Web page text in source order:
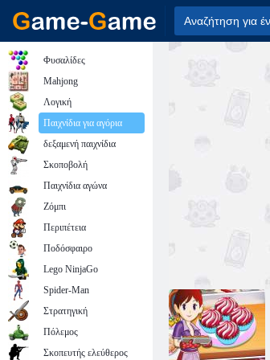
Φυσαλίδες
Mahjong
Λογική
Παιχνίδια για αγόρια
δεξαμενή παιχνίδια
Σκοποβολή
Παιχνίδια αγώνα
Ζόμπι
Περιπέτεια
Ποδόσφαιρο
Lego NinjaGo
Spider-Man
Στρατηγική
Πόλεμος
Σκοπευτής ελεύθερος